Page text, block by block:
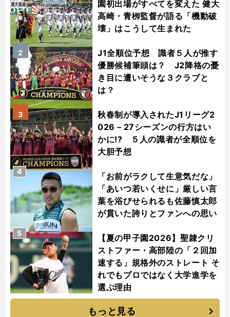
園初出場がすべてを変えた 健大
高崎・青栁監督が語る「機動破
壊」はこうして生まれた
J1全順位予想 識者５人が推す
優勝候補筆頭は？ J2降格の憂
き目に遭いそうな３クラブと
は？
2
秋春制が導入されたJ1リーグ2
026－27シーズンの行方はい
かに!? ５人の識者が全順位を
大胆予想
3
「お前がラクして生意気だな」
「あいつ若いくせに」厳しい言
葉を浴びせられるも佐藤慎太郎
が貫いた誇りとファンへの思い
4
【夏の甲子園2026】聖隷クリ
ストファー・高部陸の「２回加
速する」規格外のストレート そ
れでもプロではなく大学進学を
選ぶ理由
5
もっと見る